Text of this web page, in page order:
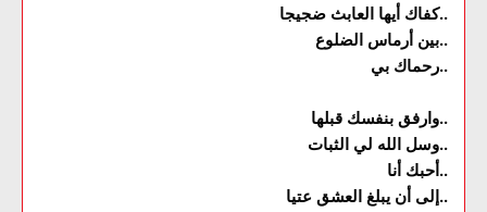
كفاك أيها العابث ضجيجا..
بين أرماس الضلوع..
رحماك بي..
وارفق بنفسك قبلها..
وسل الله لي الثبات..
أحبك أنا..
إلى أن يبلغ العشق عتيا..